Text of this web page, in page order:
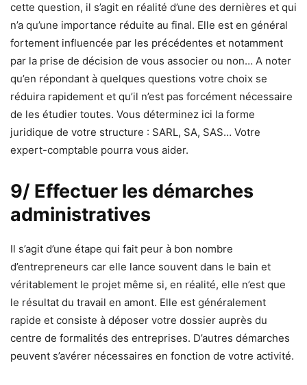
cette question, il s’agit en réalité d’une des dernières et qui
n’a qu’une importance réduite au final. Elle est en général
fortement influencée par les précédentes et notamment
par la prise de décision de vous associer ou non… A noter
qu’en répondant à quelques questions votre choix se
réduira rapidement et qu’il n’est pas forcément nécessaire
de les étudier toutes. Vous déterminez ici la forme
juridique de votre structure : SARL, SA, SAS… Votre
expert-comptable pourra vous aider.
9/ Effectuer les démarches
administratives
Il s’agit d’une étape qui fait peur à bon nombre
d’entrepreneurs car elle lance souvent dans le bain et
véritablement le projet même si, en réalité, elle n’est que
le résultat du travail en amont. Elle est généralement
rapide et consiste à déposer votre dossier auprès du
centre de formalités des entreprises. D’autres démarches
peuvent s’avérer nécessaires en fonction de votre activité.